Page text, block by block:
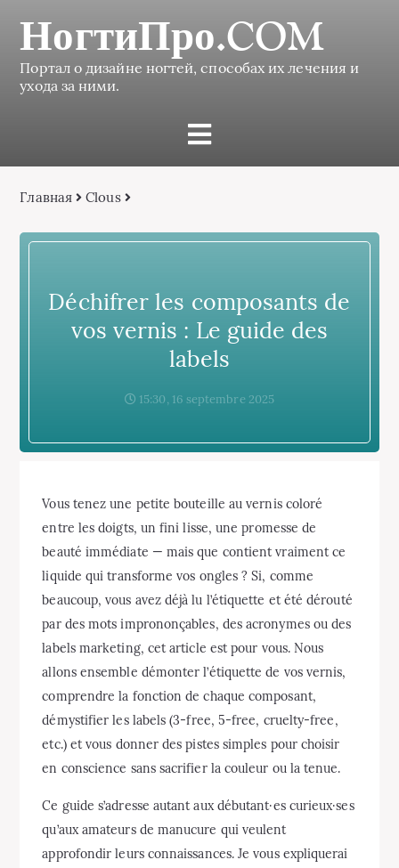
НогтиПро.COM
Портал о дизайне ногтей, способах их лечения и
ухода за ними.
Главная Clous
Déchifrer les composants de
vos vernis : Le guide des
labels
15:30, 16 septembre 2025
Vous tenez une petite bouteille au vernis coloré
entre les doigts, un fini lisse, une promesse de
beauté immédiate — mais que contient vraiment ce
liquide qui transforme vos ongles ? Si, comme
beaucoup, vous avez déjà lu l’étiquette et été dérouté
par des mots imprononçables, des acronymes ou des
labels marketing, cet article est pour vous. Nous
allons ensemble démonter l’étiquette de vos vernis,
comprendre la fonction de chaque composant,
démystifier les labels (3-free, 5-free, cruelty-free,
etc.) et vous donner des pistes simples pour choisir
en conscience sans sacrifier la couleur ou la tenue.
Ce guide s’adresse autant aux débutant·es curieux·ses
qu’aux amateurs de manucure qui veulent
approfondir leurs connaissances. Je vous expliquerai